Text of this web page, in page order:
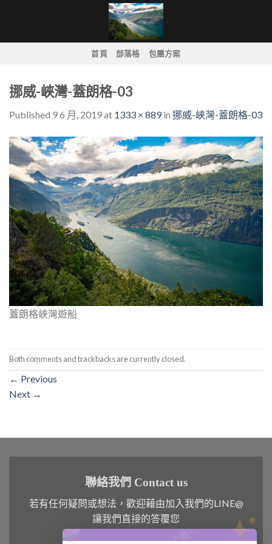
首頁 部落格 包團方案
挪威-峽灣-蓋朗格-03
Published 9 6 月, 2019at 1333 × 889in 挪威-峽灣-蓋朗格-03
蓋朗格峽灣遊船
Both comments and trackbacks are currently closed.
← Previous
Next →
聯絡我們 Contact us
若有任何疑問或想法，歡迎藉由加入我們的LINE@
讓我們直接的答覆您